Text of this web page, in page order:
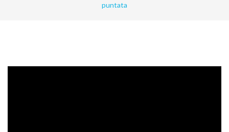
puntata